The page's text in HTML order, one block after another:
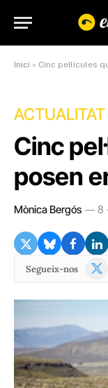
Inici » Cinc pel·lícules
ACTUALITAT
Cinc
posen
Mònica Bergós 8
Segueix-nos
X